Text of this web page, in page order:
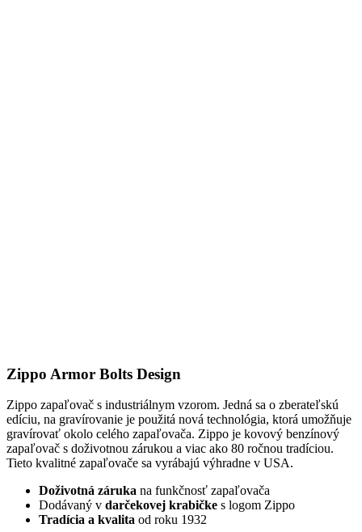
Zippo Armor Bolts Design
Zippo zapaľovač s industriálnym vzorom. Jedná sa o zberateľskú
edíciu, na gravírovanie je použitá nová technológia, ktorá umožňuje
gravírovať okolo celého zapaľovača. Zippo je kovový benzínový
zapaľovač s doživotnou zárukou a viac ako 80 ročnou tradíciou.
Tieto kvalitné zapaľovače sa vyrábajú výhradne v USA.
Doživotná záruka na funkčnosť zapaľovača
Dodávaný v darčekovej krabičke s logom Zippo
Tradícia a kvalita od roku 1932